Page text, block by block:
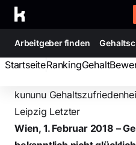
Zum Inhalt springen
Arbeitgeber finden
StartseiteRankingGehalt
kununu
Leipzig Letzter
Wien, 1. Februar 2018 –